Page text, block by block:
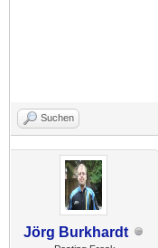
Suchen
Jörg Burkhardt